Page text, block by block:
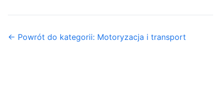
← Powrót do kategorii: Motoryzacja i transport